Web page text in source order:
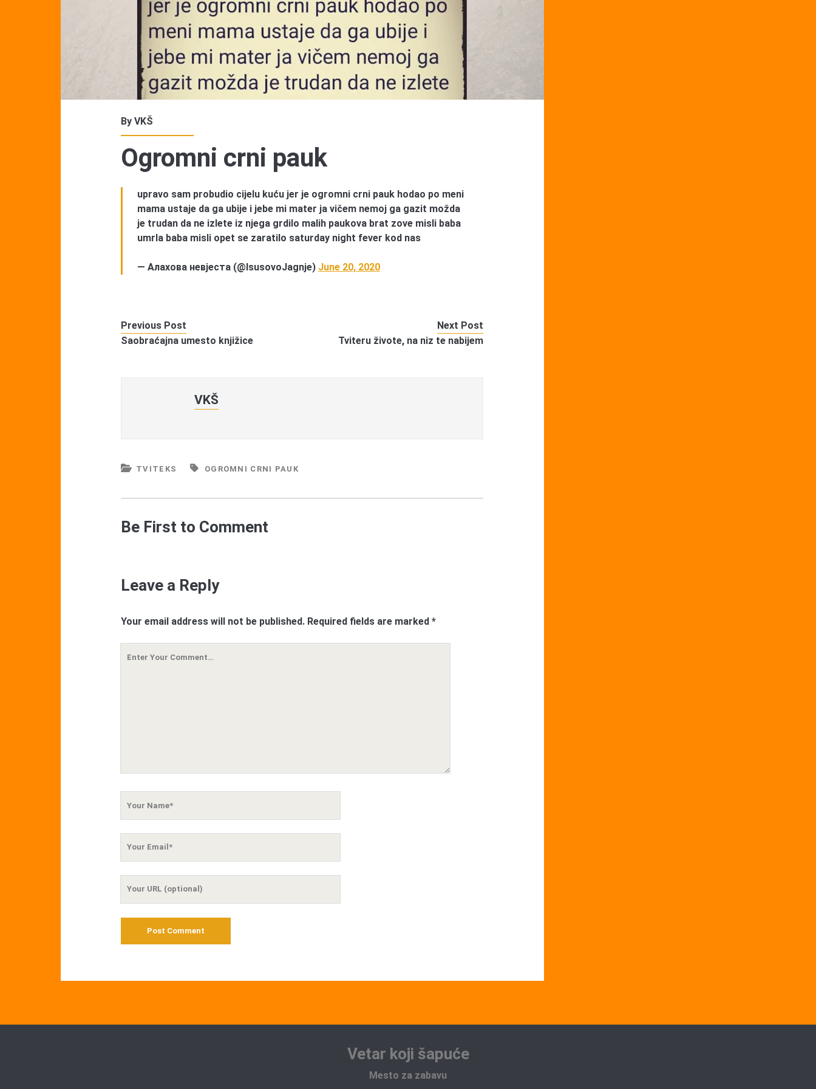
ByVKŠ
Ogromni crni pauk
upravo sam probudio cijelu kuću jer je ogromni crni pauk hodao po meni
mama ustaje da ga ubije i jebe mi mater ja vičem nemoj ga gazit možda
je trudan da ne izlete iz njega grdilo malih paukova brat zove misli baba
umrla baba misli opet se zaratilo saturday night fever kod nas
— Алахова невјеста (@IsusovoJagnje) June 20, 2020
Previous Post
Saobraćajna umesto knjižice
Next Post
Tviteru živote, na niz te nabijem
VKŠ
TVITEKS OGROMNI CRNI PAUK
Be First to Comment
Leave a Reply
Your email address will not be published. Required fields are marked*
Vetar koji šapuće
Mesto za zabavu